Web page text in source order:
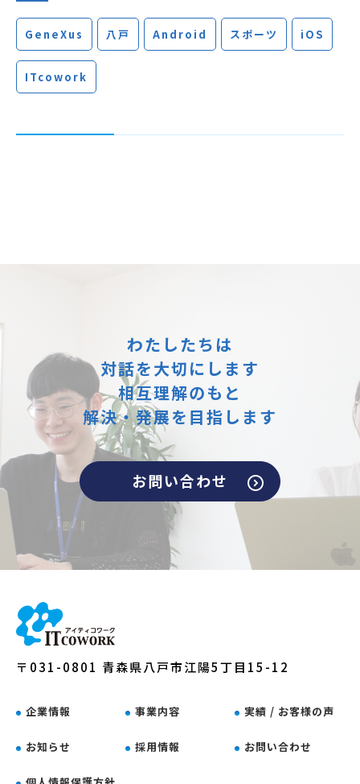
GeneXus 八戸 Android スポーツ iOS
ITcowork
わたしたちは
対話を大切にします
相互理解のもと
解決・発展を目指します
お問い合わせ
〒031-0801 青森県八戸市江陽5丁目15-12
企業情報 事業内容 実績 / お客様の声
お知らせ 採用情報 お問い合わせ